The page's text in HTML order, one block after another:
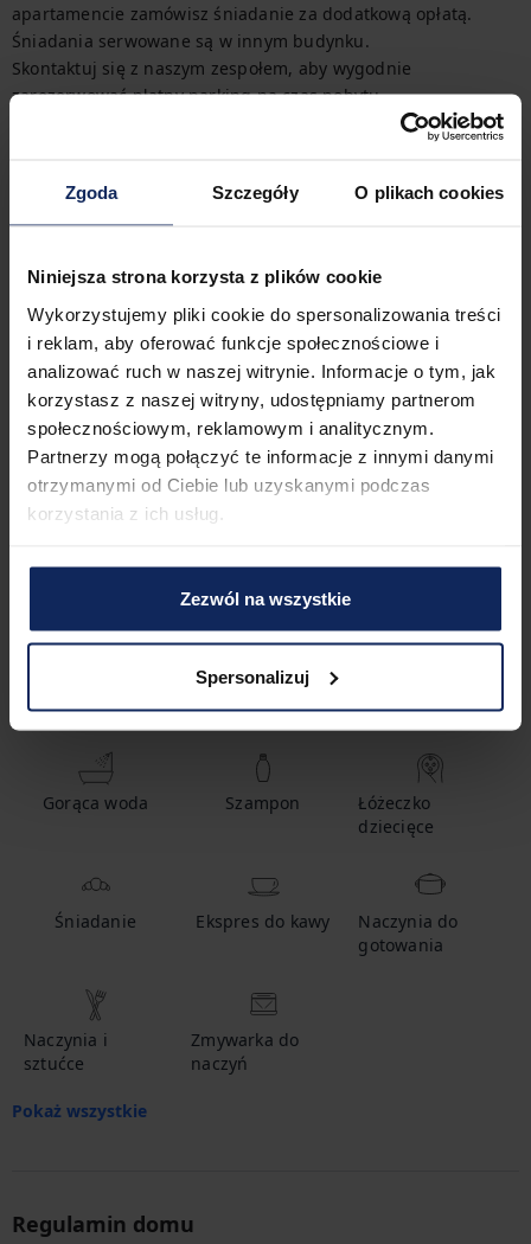
Zgoda Szczegóły O plikach cookies
Niniejsza strona korzysta z plików cookie
Wykorzystujemy pliki cookie do spersonalizowania treści
i reklam, aby oferować funkcje społecznościowe i
analizować ruch w naszej witrynie. Informacje o tym, jak
korzystasz z naszej witryny, udostępniamy partnerom
społecznościowym, reklamowym i analitycznym.
Partnerzy mogą połączyć te informacje z innymi danymi
otrzymanymi od Ciebie lub uzyskanymi podczas
korzystania z ich usług.
Zezwól na wszystkie
Spersonalizuj
apartamencie zamówisz śniadanie za dodatkową opłatą.
Śniadania serwowane są w innym budynku.
Skontaktuj się z naszym zespołem, aby wygodnie
zarezerwować płatny parking na czas pobytu.
W tym obiekcie masz możliwość skorzystania z płatnej strefy
Przemieszczanie się
W pobliżu obiektu zlokalizowane są 4 przystanki tramwajowe i
samochodem w 12-23 minuty. Wszystkie opcje transportu z
łatwością znajdziesz na dostępnej mapie.
Zameldowanie i wymeldowanie
Zameldowanie: 16:00
Wymeldowanie:
11:00
Cechy obiektu
1 łazienka
Udogodnienia
Gorąca woda Szampon
Łóżeczko
dziecięce
Śniadanie Ekspres do kawy
Naczynia do
gotowania
Naczynia i
sztućce
Zmywarka do
naczyń
Pokaż wszystkie
Regulamin domu